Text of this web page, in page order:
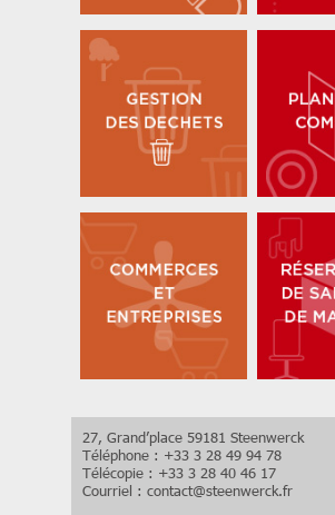
27, Grand’place 59181 Steenwerck
Téléphone : +33 3 28 49 94 78
Télécopie : +33 3 28 40 46 17
Courriel : contact@steenwerck.fr